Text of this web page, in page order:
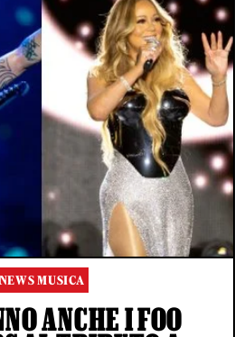
NEWS MUSICA
ANCHE I FOO